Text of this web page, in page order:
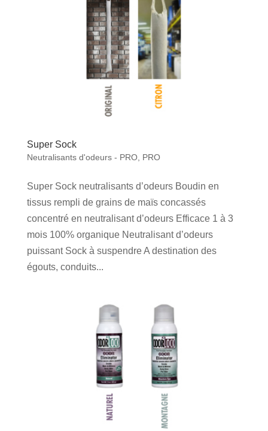
Super Sock
Neutralisants d'odeurs - PRO, PRO
Super Sock neutralisants d’odeurs Boudin en
tissus rempli de grains de maïs concassés
concentré en neutralisant d’odeurs Efficace 1 à 3
mois 100% organique Neutralisant d’odeurs
puissant Sock à suspendre A destination des
égouts, conduits...